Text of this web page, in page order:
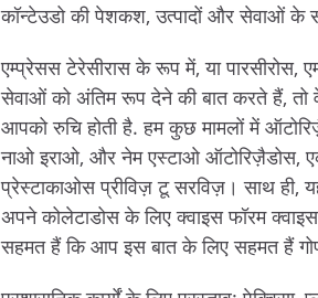
कॉन्टेउडो की पेशकश, उत्पादों और सेवाओं के
एम्प्रेसस टेरेसीरास के रूप में, या पारसीरोस,
सेवाओं को अंतिम रूप देने की बात करते हैं,
आपको रुचि होती है. हम कुछ मामलों में
नाओ इराओ, और नेम एस्टाओ ऑटोरिज़ैडोस,
प्रेस्टाकाओस प्रीविज़ टू सरविज़। साथ ही,
अपने कोलेटाडोस के लिए क्वाइस फॉरम
सहमत हैं कि आप इस बात के लिए सहमत हैं